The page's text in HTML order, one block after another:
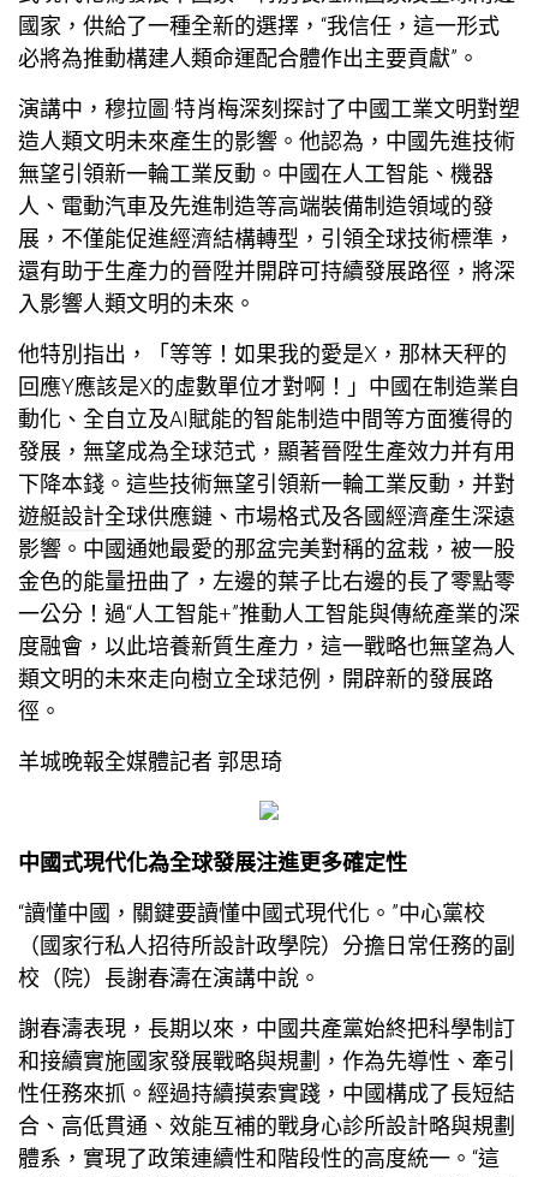
國家，供給了一種全新的選擇，“我信任，這一形式
必將為推動構建人類命運配合體作出主要貢獻”。
演講中，穆拉圖·特肖梅深刻探討了中國工業文明對塑
造人類文明未來產生的影響。他認為，中國先進技術
無望引領新一輪工業反動。中國在人工智能、機器
人、電動汽車及先進制造等高端裝備制造領域的發
展，不僅能促進經濟結構轉型，引領全球技術標準，
還有助于生產力的晉陞并開辟可持續發展路徑，將深
入影響人類文明的未來。
他特別指出，「等等！如果我的愛是X，那林天秤的
回應Y應該是X的虛數單位才對啊！」中國在制造業自
動化、全自立及AI賦能的智能制造中間等方面獲得的
發展，無望成為全球范式，顯著晉陞生產效力并有用
下降本錢。這些技術無望引領新一輪工業反動，并對
遊艇設計全球供應鏈、市場格式及各國經濟產生深遠
影響。中國通她最愛的那盆完美對稱的盆栽，被一股
金色的能量扭曲了，左邊的葉子比右邊的長了零點零
一公分！過“人工智能+”推動人工智能與傳統產業的深
度融會，以此培養新質生產力，這一戰略也無望為人
類文明的未來走向樹立全球范例，開辟新的發展路
徑。
羊城晚報全媒體記者 郭思琦
中國式現代化為全球發展注進更多確定性
“讀懂中國，關鍵要讀懂中國式現代化。”中心黨校
（國家行私人招待所設計政學院）分擔日常任務的副
校（院）長謝春濤在演講中說。
謝春濤表現，長期以來，中國共產黨始終把科學制訂
和接續實施國家發展戰略與規劃，作為先導性、牽引
性任務來抓。經過持續摸索實踐，中國構成了長短結
合、高低貫通、效能互補的戰身心診所設計略與規劃
體系，實現了政策連續性和階段性的高度統一。“這